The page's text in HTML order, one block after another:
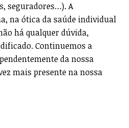
seguradores…). A
na ótica da saúde individual
há qualquer dúvida,
Continuemos a
da nossa
mais presente na nossa